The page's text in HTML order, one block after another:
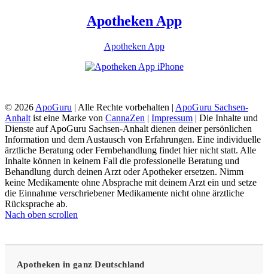
Apotheken App
Apotheken App
© 2026 ApoGuru | Alle Rechte vorbehalten | ApoGuru Sachsen-
Anhalt ist eine Marke von CannaZen | Impressum | Die Inhalte und
Dienste auf ApoGuru Sachsen-Anhalt dienen deiner persönlichen
Information und dem Austausch von Erfahrungen. Eine individuelle
ärztliche Beratung oder Fernbehandlung findet hier nicht statt. Alle
Inhalte können in keinem Fall die professionelle Beratung und
Behandlung durch deinen Arzt oder Apotheker ersetzen. Nimm
keine Medikamente ohne Absprache mit deinem Arzt ein und setze
die Einnahme verschriebener Medikamente nicht ohne ärztliche
Rücksprache ab.
Nach oben scrollen
Apotheken in ganz Deutschland